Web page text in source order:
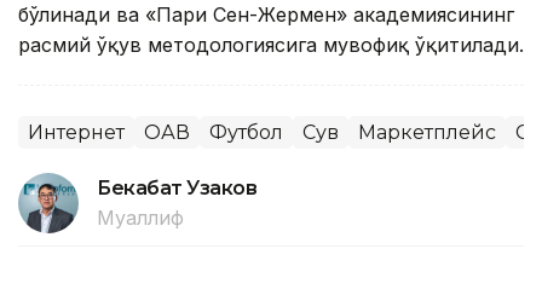
бўлинади ва «Пари Сен-Жермен» академиясининг
расмий ўқув методологиясига мувофиқ ўқитилади.
Интернет ОАВ Футбол Сув Маркетплейс
Бекабат Узаков
Муаллиф